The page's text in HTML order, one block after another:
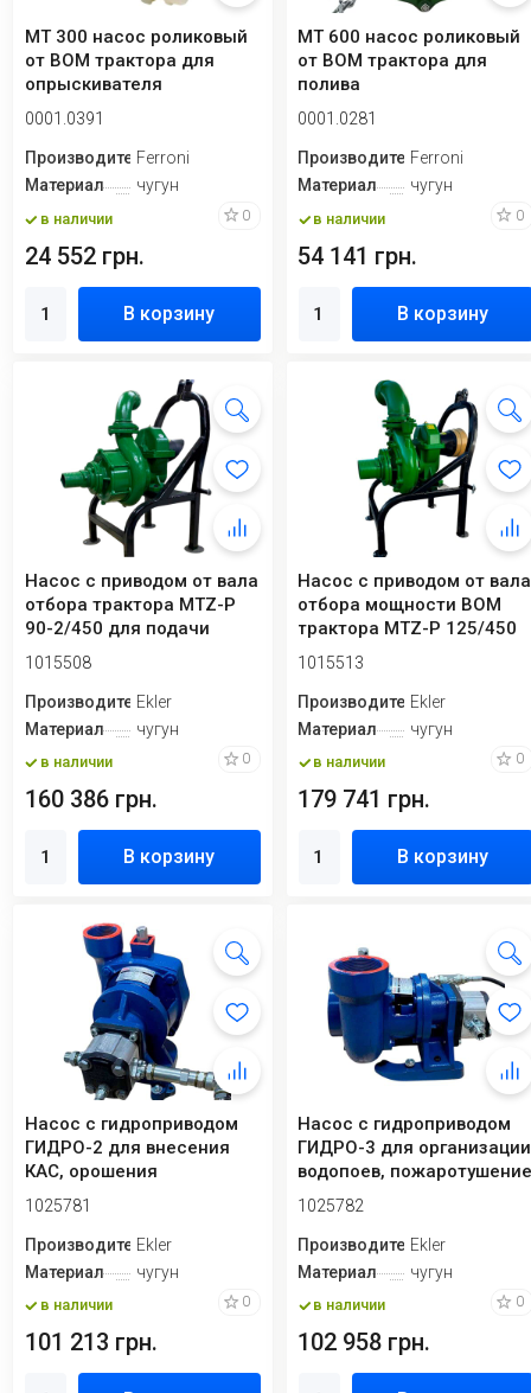
MT 300 насос роликовый
от ВОМ трактора для
опрыскивателя
0001.0391
ПроизводительFerroni
Материал
чугун
в наличии 0
24 552 грн.
В корзину
MT 600 насос роликовый
от ВОМ трактора для
полива
0001.0281
ПроизводительFerroni
Материал
чугун
в наличии 0
54 141 грн.
В корзину
Насос с приводом от вала
отбора трактора MTZ-P
90-2/450 для подачи
удобрений,...
1015508
ПроизводительEkler
Материал
чугун
в наличии 0
160 386 грн.
В корзину
Насос с приводом от вала
отбора мощности ВОМ
трактора MTZ-P 125/450
для полив...
1015513
ПроизводительEkler
Материал
чугун
в наличии 0
179 741 грн.
В корзину
Насос с гидроприводом
ГИДРО-2 для внесения
КАС, орошения
1025781
ПроизводительEkler
Материал
чугун
в наличии 0
101 213 грн.
Насос с гидроприводом
ГИДРО-3 для организации
водопоев,
1025782
ПроизводительEkler
Материал
чугун
в наличии 0
102 958 грн.